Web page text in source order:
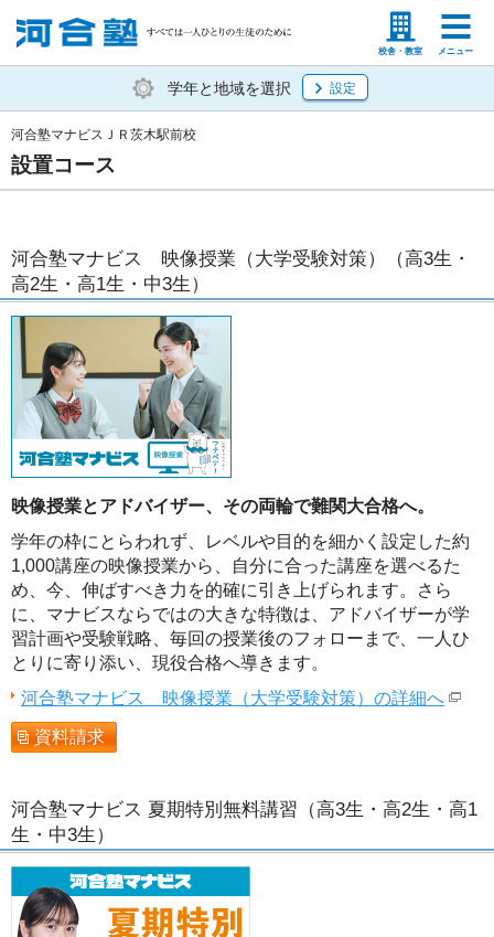
校舎・教室 メニュー
塾生の方 高等学校の先生
学年と地域を選択 設定
設置コース
河合塾マナビスＪＲ茨木駅前校
河合塾マナビス 映像授業（大学受験対策）（高3生・
高2生・高1生・中3生）
映像授業とアドバイザー、その両輪で難関大合格へ。
学年の枠にとらわれず、レベルや目的を細かく設定した約
1,000講座の映像授業から、自分に合った講座を選べるた
め、今、伸ばすべき力を的確に引き上げられます。さら
に、マナビスならではの大きな特徴は、アドバイザーが学
習計画や受験戦略、毎回の授業後のフォローまで、一人ひ
とりに寄り添い、現役合格へ導きます。
河合塾マナビス 映像授業（大学受験対策）の詳細へ
資料請求
河合塾マナビス 夏期特別無料講習（高3生・高2生・高1
生・中3生）